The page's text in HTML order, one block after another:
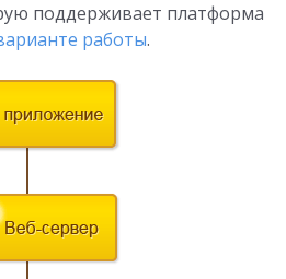
поддерживает платформа
работы.